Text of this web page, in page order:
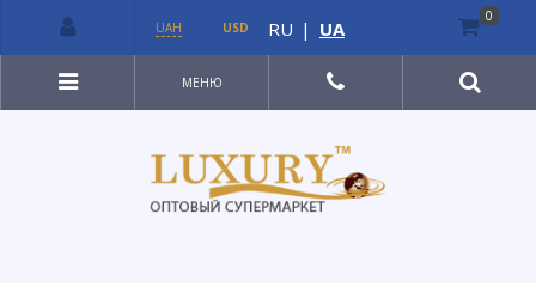
МЕНЮ
UAH USD RU | UA
0